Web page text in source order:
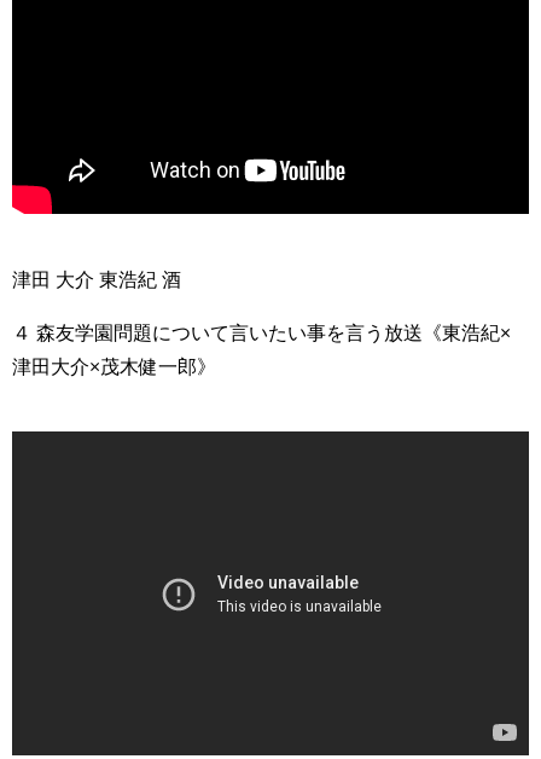
津田 大介 東浩紀 酒
４ 森友学園問題について言いたい事を言う放送《東浩紀×
津田大介×茂木健一郎》